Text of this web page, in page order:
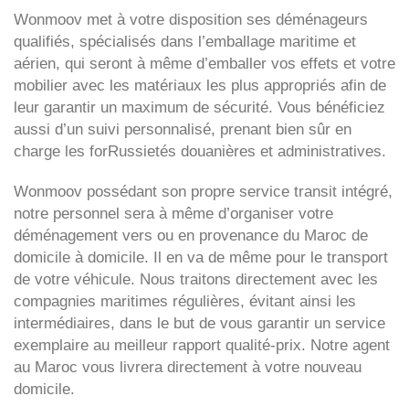
Wonmoov met à votre disposition ses déménageurs
qualifiés, spécialisés dans l’emballage maritime et
aérien, qui seront à même d’emballer vos effets et votre
mobilier avec les matériaux les plus appropriés afin de
leur garantir un maximum de sécurité. Vous bénéficiez
aussi d’un suivi personnalisé, prenant bien sûr en
charge les forRussietés douanières et administratives.
Wonmoov possédant son propre service transit intégré,
notre personnel sera à même d’organiser votre
déménagement vers ou en provenance du Maroc de
domicile à domicile. Il en va de même pour le transport
de votre véhicule. Nous traitons directement avec les
compagnies maritimes régulières, évitant ainsi les
intermédiaires, dans le but de vous garantir un service
exemplaire au meilleur rapport qualité-prix. Notre agent
au Maroc vous livrera directement à votre nouveau
domicile.